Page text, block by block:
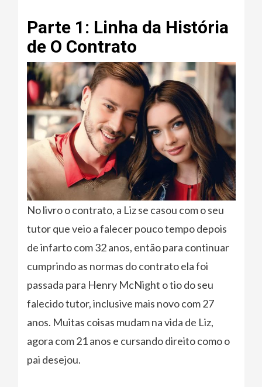
Parte 1: Linha da História
de O Contrato
No livro o contrato, a Liz se casou com o seu
tutor que veio a falecer pouco tempo depois
de infarto com 32 anos, então para continuar
cumprindo as normas do contrato ela foi
passada para Henry McNight o tio do seu
falecido tutor, inclusive mais novo com 27
anos. Muitas coisas mudam na vida de Liz,
agora com 21 anos e cursando direito como o
pai desejou.